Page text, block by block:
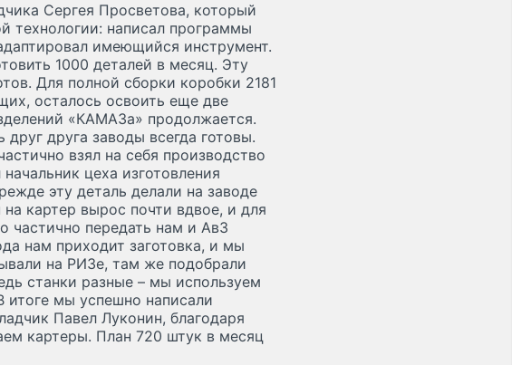
Сергея Просветова, который
технологии: написал программы
имеющийся инструмент.
1000 деталей в месяц. Эту
Для полной сборки коробки 2181
осталось освоить еще две
«КАМАЗа» продолжается.
друга заводы всегда готовы.
взял на себя производство
цеха изготовления
эту деталь делали на заводе
картер вырос почти вдвое, и для
частично передать нам и АвЗ
нам приходит заготовка, и мы
на РИЗе, там же подобрали
станки разные – мы используем
итоге мы успешно написали
Павел Луконин, благодаря
картеры. План 720 штук в месяц